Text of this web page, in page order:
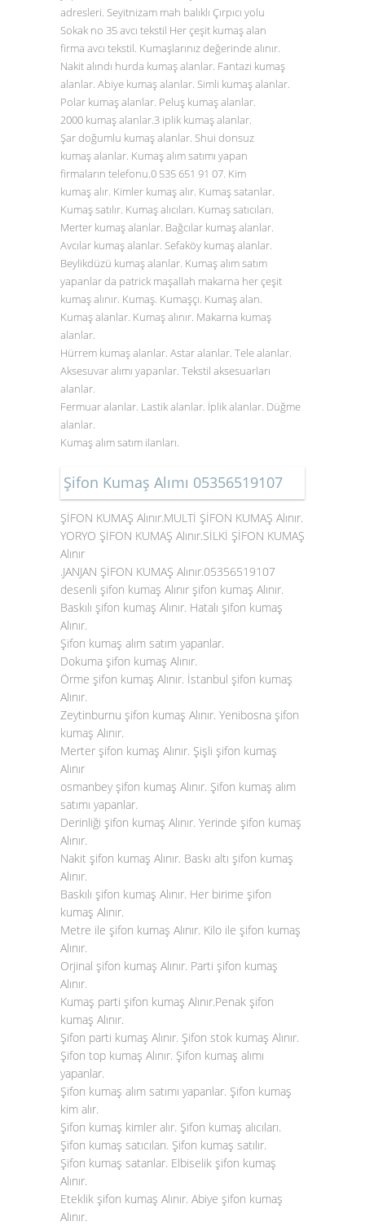
adresleri. Seyitnizam mah balıklı Çırpıcı yolu
Sokak no 35 avcı tekstil Her çeşit kumaş alan
firma avcı tekstil. Kumaşlarınız değerinde alınır.
Nakit alındı hurda kumaş alanlar. Fantazi kumaş
alanlar. Abiye kumaş alanlar. Simli kumaş alanlar.
Polar kumaş alanlar. Peluş kumaş alanlar.
2000 kumaş alanlar.3 iplik kumaş alanlar.
Şar doğumlu kumaş alanlar. Shui donsuz
kumaş alanlar. Kumaş alım satımı yapan
firmaların telefonu.0 535 651 91 07. Kim
kumaş alır. Kimler kumaş alır. Kumaş satanlar.
Kumaş satılır. Kumaş alıcıları. Kumaş satıcıları.
Merter kumaş alanlar. Bağcılar kumaş alanlar.
Avcılar kumaş alanlar. Sefaköy kumaş alanlar.
Beylikdüzü kumaş alanlar. Kumaş alım satım
yapanlar da patrick maşallah makarna her çeşit
kumaş alınır. Kumaş. Kumaşçı. Kumaş alan.
Kumaş alanlar. Kumaş alınır. Makarna kumaş
alanlar.
Hürrem kumaş alanlar. Astar alanlar. Tele alanlar.
Aksesuvar alımı yapanlar. Tekstil aksesuarları
alanlar.
Fermuar alanlar. Lastik alanlar. İplik alanlar. Düğme
alanlar.
Kumaş alım satım ilanları.
Şifon Kumaş Alımı 05356519107
ŞİFON KUMAŞ Alınır.MULTİ ŞİFON KUMAŞ Alınır.
YORYO ŞİFON KUMAŞ Alınır.SİLKİ ŞİFON KUMAŞ
Alınır
.JANJAN ŞİFON KUMAŞ Alınır.05356519107
desenli şifon kumaş Alınır şifon kumaş Alınır.
Baskılı şifon kumaş Alınır. Hatalı şifon kumaş
Alınır.
Şifon kumaş alım satım yapanlar.
Dokuma şifon kumaş Alınır.
Örme şifon kumaş Alınır. İstanbul şifon kumaş
Alınır.
Zeytinburnu şifon kumaş Alınır. Yenibosna şifon
kumaş Alınır.
Merter şifon kumaş Alınır. Şişli şifon kumaş
Alınır
osmanbey şifon kumaş Alınır. Şifon kumaş alım
satımı yapanlar.
Derinliği şifon kumaş Alınır. Yerinde şifon kumaş
Alınır.
Nakit şifon kumaş Alınır. Baskı altı şifon kumaş
Alınır.
Baskılı şifon kumaş Alınır. Her birime şifon
kumaş Alınır.
Metre ile şifon kumaş Alınır. Kilo ile şifon kumaş
Alınır.
Orjinal şifon kumaş Alınır. Parti şifon kumaş
Alınır.
Kumaş parti şifon kumaş Alınır.Penak şifon
kumaş Alınır.
Şifon parti kumaş Alınır. Şifon stok kumaş Alınır.
Şifon top kumaş Alınır. Şifon kumaş alımı
yapanlar.
Şifon kumaş alım satımı yapanlar. Şifon kumaş
kim alır.
Şifon kumaş kimler alır. Şifon kumaş alıcıları.
Şifon kumaş satıcıları. Şifon kumaş satılır.
Şifon kumaş satanlar. Elbiselik şifon kumaş
Alınır.
Eteklik şifon kumaş Alınır. Abiye şifon kumaş
Alınır.